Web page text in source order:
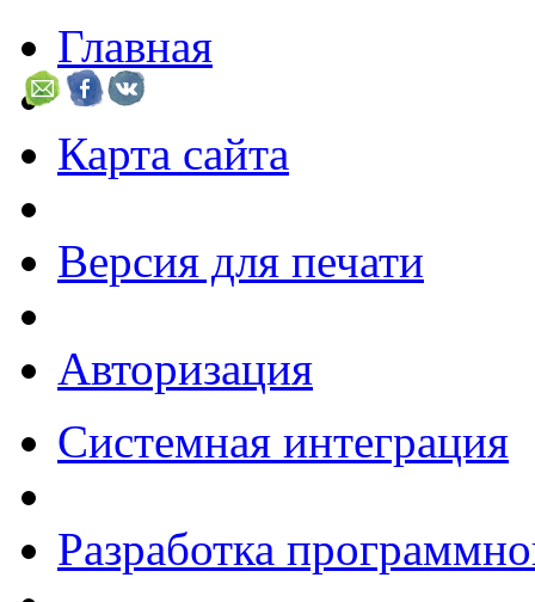
Главная
Карта сайта
Версия для печати
Авторизация
Системная интеграция
Разработка